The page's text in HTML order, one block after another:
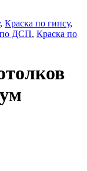
, Краска по гипсу,
по ДСП, Краска по